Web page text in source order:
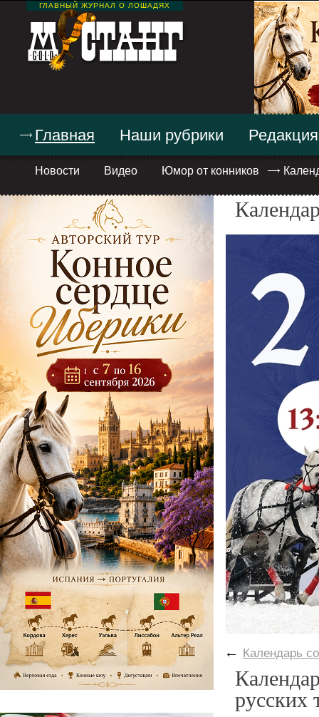
ГЛАВНЫЙ ЖУРНАЛ О ЛОШАДЯХ
Главная
Новости Видео Юмор от конников
Наши рубрики Редакция
← Календарь